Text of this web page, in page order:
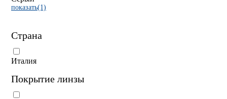
показать(1)
Страна
Италия
Покрытие линзы